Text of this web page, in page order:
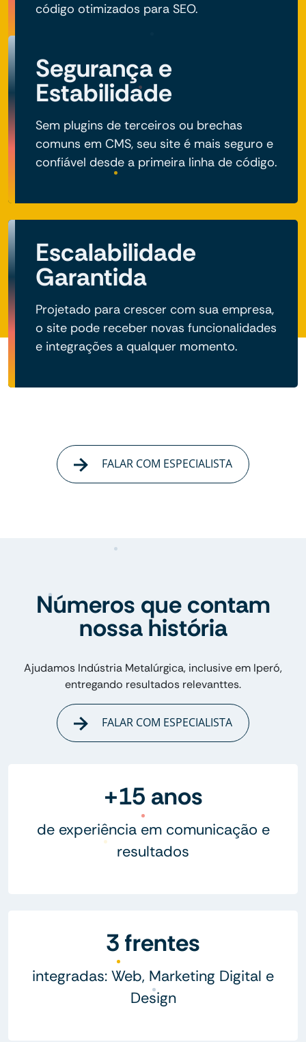
código otimizados para SEO.
Segurança e
Estabilidade
Sem plugins de terceiros ou brechas
comuns em CMS, seu site é mais seguro e
confiável desde a primeira linha de código.
Escalabilidade
Garantida
Projetado para crescer com sua empresa,
o site pode receber novas funcionalidades
e integrações a qualquer momento.
FALAR COM ESPECIALISTA
Números que contam
nossa história
Ajudamos Indústria Metalúrgica, inclusive em Iperó,
entregando resultados relevanttes.
FALAR COM ESPECIALISTA
+15 anos
de experiência em comunicação e
resultados
3 frentes
integradas: Web, Marketing Digital e
Design